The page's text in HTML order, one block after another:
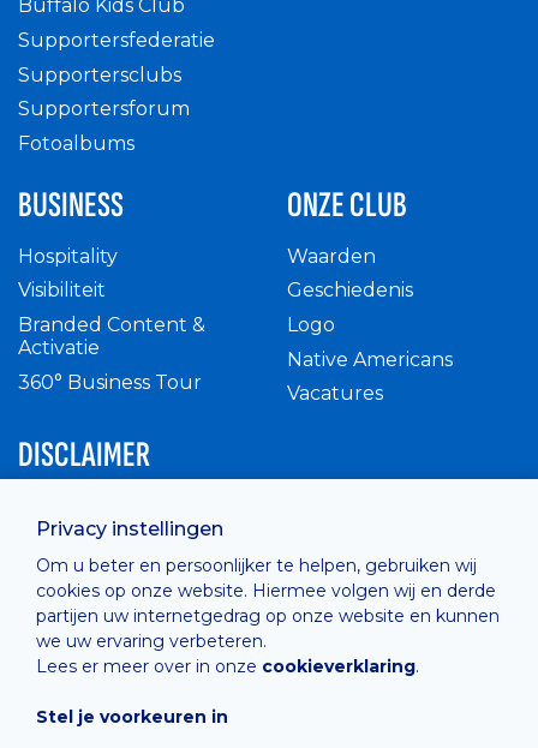
Privacy instellingen
Om u beter en persoonlijker te helpen, gebruiken wij
cookies op onze website. Hiermee volgen wij en derde
partijen uw internetgedrag op onze website en kunnen
we uw ervaring verbeteren.
Lees er meer over in onze cookieverklaring.
Stel je voorkeuren in
Buffalo Kids Club
Supportersfederatie
Supportersclubs
Supportersforum
Fotoalbums
BUSINESS
Hospitality
Visibiliteit
Branded Content &
Activatie
360° Business Tour
ONZE CLUB
Waarden
Geschiedenis
Logo
Native Americans
Vacatures
DISCLAIMER
Privacy Policy
Cashless
verkoopsvoorwaarden
Cookie Policy